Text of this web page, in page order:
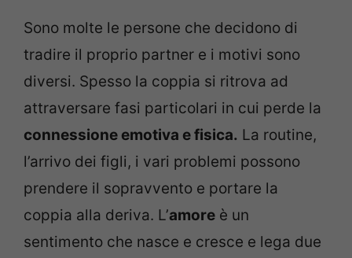
Sono molte le persone che decidono di
tradire il proprio partner e i motivi sono
diversi. Spesso la coppia si ritrova ad
attraversare fasi particolari in cui perde la
connessione emotiva e fisica. La routine,
l’arrivo dei figli, i vari problemi possono
prendere il sopravvento e portare la
coppia alla deriva. L’amore è un
sentimento che nasce e cresce e lega due